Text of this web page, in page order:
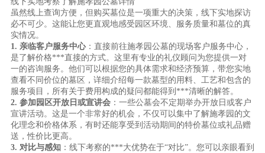
虽然线上查询方便，但购买墓位是一项重大的决策，线下实地探访
必不可少。这能让您更直观地感受园区环境、服务质量和墓位的真
实情况。
1. 亲临客户服务中心：直接前往施孝园公墓的现场客户服务中心，
是了解价格***直接的方式。这里有专业的礼仪顾问为您提供一对
一的咨询服务。他们可以根据您的具体需求和经济预算，带您实地
查看不同价位的墓区，详细介绍每一款墓型的用料、工艺和包含的
服务项目，所有关于费用构成的疑问都能得到***清晰的解答。
2. 参加园区开放日或宣讲会：一些公墓会不定期举办开放日或客户
宣讲活动。这是一个非常好的机会，不仅可以集中了解施孝园的文
化理念和价格体系，有时还能享受到活动期间的特价墓位或礼品赠
送，性价比更高。
3. 对比与感知：线下考察的***大优势在于“对比”。您可以亲眼看到